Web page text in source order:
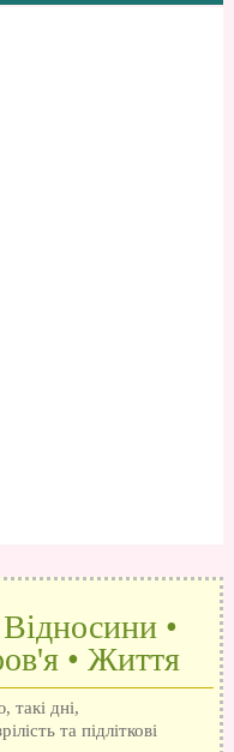
•
• Життя
такі дні,
та підліткові